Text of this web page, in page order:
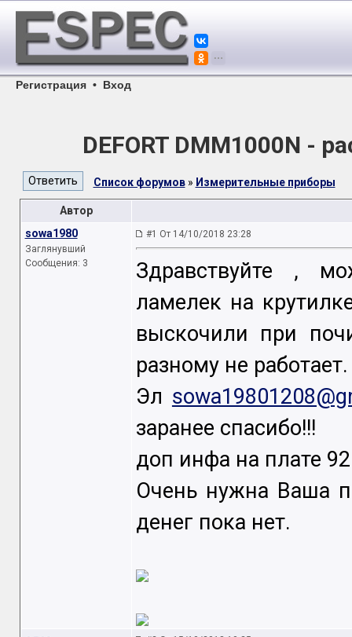
Регистрация • Вход
DEFORT DMM1000N -
Список форумов» Измерительные приборы
Автор
sowa1980
Заглянувший
Сообщения: 3
#1 От 14/10/2018 23:28
Здравствуйте ,
ламелек на
выскочили при
разному не работает.
Эл
заранее спасибо!!!
доп инфа на плате
Очень нужна Ваша
денег пока нет.